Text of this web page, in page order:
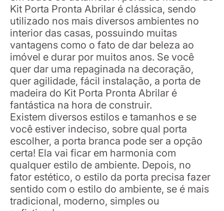
Kit Porta Pronta Abrilar é clássica, sendo
utilizado nos mais diversos ambientes no
interior das casas, possuindo muitas
vantagens como o fato de dar beleza ao
imóvel e durar por muitos anos. Se você
quer dar uma repaginada na decoração,
quer agilidade, fácil instalação, a porta de
madeira do Kit Porta Pronta Abrilar é
fantástica na hora de construir.
Existem diversos estilos e tamanhos e se
você estiver indeciso, sobre qual porta
escolher, a porta branca pode ser a opção
certa! Ela vai ficar em harmonia com
qualquer estilo de ambiente. Depois, no
fator estético, o estilo da porta precisa fazer
sentido com o estilo do ambiente, se é mais
tradicional, moderno, simples ou